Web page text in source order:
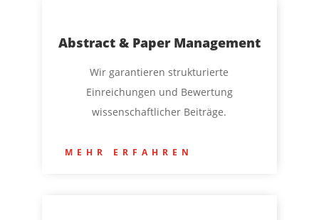
Abstract & Paper Management
Wir garantieren strukturierte
Einreichungen und Bewertung
wissenschaftlicher Beiträge.
MEHR ERFAHREN